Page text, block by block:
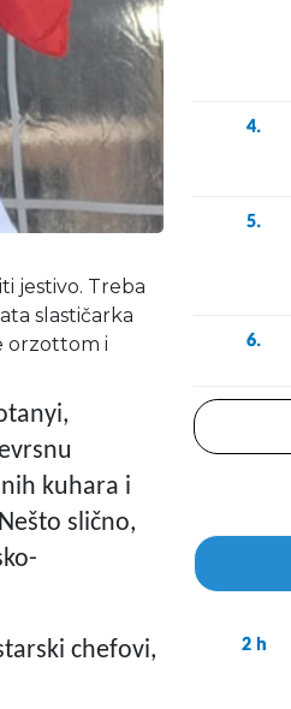
jestivo. Treba
slastičarka
orzottom i
kuhara i
slično,
chefovi,
4.
5.
6.
2 h